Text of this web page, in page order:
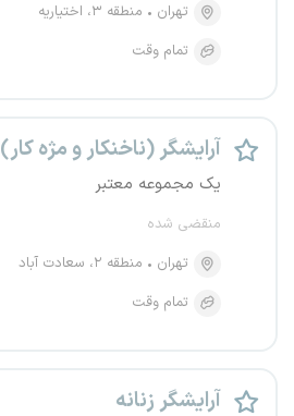
تهران
منطقه ۳، اختیاریه
تمام وقت
آرایشگر (ناخنکار و مژه کار)
یک مجموعه معتبر
منقضی شده
تهران
منطقه ۲، سعادت آباد
تمام وقت
آرایشگر زنانه